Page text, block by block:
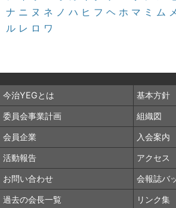
ナ ニ ヌ ネ ノ ハ ヒ フ ヘ ホ マ ミ ム メ
ル レ ロ ワ
今治YEGとは 基本方針
委員会事業計画 組織図
会員企業 入会案内
活動報告 アクセス
お問い合わせ 会報誌バ
過去の会長一覧 リンク集